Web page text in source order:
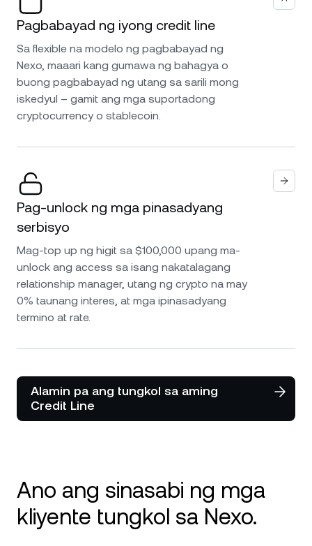
Pagbabayad ng iyong credit line
Sa flexible na modelo ng pagbabayad ng
Nexo, maaari kang gumawa ng bahagya o
buong pagbabayad ng utang sa sarili mong
iskedyul – gamit ang mga suportadong
cryptocurrency o stablecoin.
Pag-unlock ng mga pinasadyang
serbisyo
Mag-top up ng higit sa $100,000 upang ma-
unlock ang access sa isang nakatalagang
relationship manager, utang ng crypto na may
0% taunang interes, at mga ipinasadyang
termino at rate.
Alamin pa ang tungkol sa aming
Credit Line
Ano ang sinasabi ng mga
kliyente tungkol sa Nexo.